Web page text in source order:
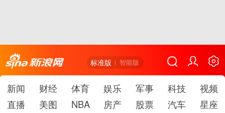
标准版 智能版
新闻 财经 体育 娱乐 军事 科技
视频
直播
美图 NBA 房产 股票 汽车
星座